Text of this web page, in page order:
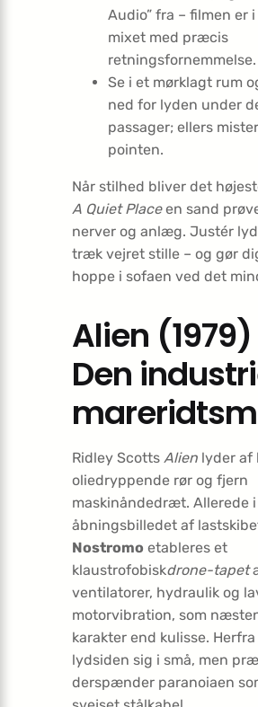
Audio” fra – filmen er
mixet med præcis
retningsfornemmelse.
Se i et mørklagt rum
ned for lyden under
passager; ellers
pointen.
Når stilhed bliver det
A Quiet Placeen sand
nerver og anlæg. Justér
træk vejret stille – og gør
hoppe i sofaen ved det
Alien
Den
Ridley Scotts Alien lyder af
oliedryppende rør og fjern
maskinåndedræt. Allerede i
åbningsbilledet af
Nostromo etableres et
klaustrofobiskdrone-tapet
ventilatorer, hydraulik og
motorvibration, som
karakter end kulisse.
lydsiden sig i små, men
derspænder paranoiaen